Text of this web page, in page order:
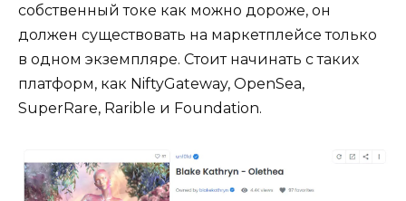
собственный токе как можно дороже, он
должен существовать на маркетплейсе только
в одном экземпляре. Стоит начинать с таких
платформ, как NiftyGateway, OpenSea,
SuperRare, Rarible и Foundation.